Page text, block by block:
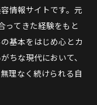
情報サイトです。元
ってきた経験をもと
基本をはじめ心とカ
ちな現代において、
理なく続けられる自